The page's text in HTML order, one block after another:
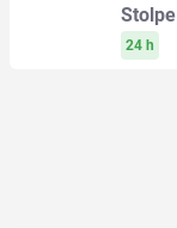
Stolpe
24 h